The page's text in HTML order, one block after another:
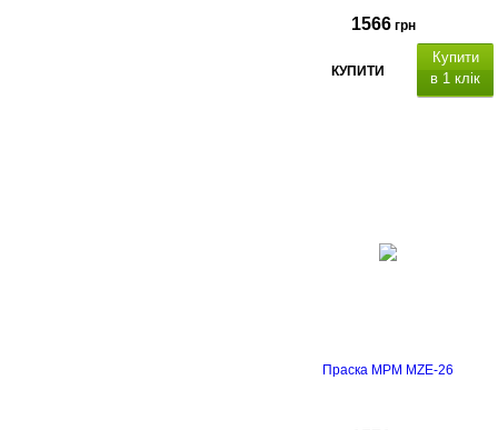
1566 грн
КУПИТИ
Купити
в 1 клік
Праска MPM MZE-26